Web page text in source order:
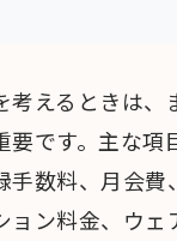
考えるときは、
要です。主な項
手数料、月会費
ョン料金、ウェ